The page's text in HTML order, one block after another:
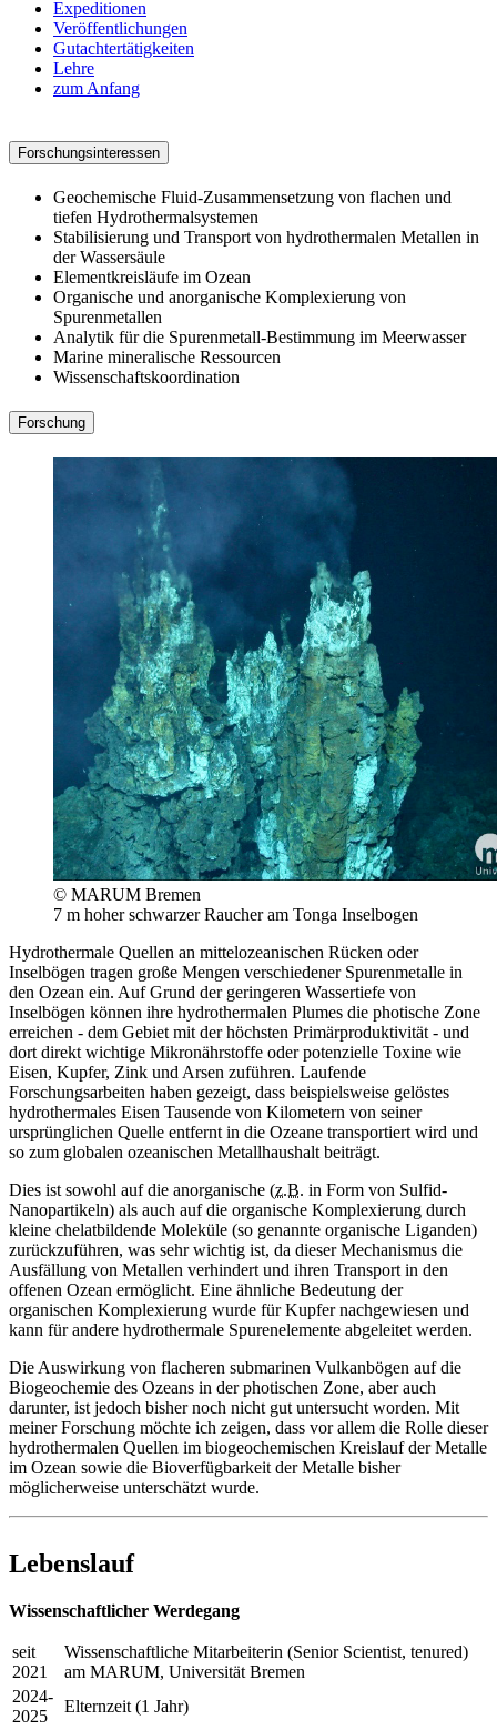
Expeditionen
Veröffentlichungen
Gutachtertätigkeiten
Lehre
zum Anfang
Forschungsinteressen
Geochemische Fluid-Zusammensetzung von flachen und
tiefen Hydrothermalsystemen
Stabilisierung und Transport von hydrothermalen Metallen in
der Wassersäule
Elementkreisläufe im Ozean
Organische und anorganische Komplexierung von
Spurenmetallen
Analytik für die Spurenmetall-Bestimmung im Meerwasser
Marine mineralische Ressourcen
Wissenschaftskoordination
Forschung
© MARUM Bremen
7 m hoher schwarzer Raucher am Tonga Inselbogen
Hydrothermale Quellen an mittelozeanischen Rücken oder
Inselbögen tragen große Mengen verschiedener Spurenmetalle in
den Ozean ein. Auf Grund der geringeren Wassertiefe von
Inselbögen können ihre hydrothermalen Plumes die photische Zone
erreichen - dem Gebiet mit der höchsten Primärproduktivität - und
dort direkt wichtige Mikronährstoffe oder potenzielle Toxine wie
Eisen, Kupfer, Zink und Arsen zuführen. Laufende
Forschungsarbeiten haben gezeigt, dass beispielsweise gelöstes
hydrothermales Eisen Tausende von Kilometern von seiner
ursprünglichen Quelle entfernt in die Ozeane transportiert wird und
so zum globalen ozeanischen Metallhaushalt beiträgt.
Dies ist sowohl auf die anorganische (z.B. in Form von Sulfid-
Nanopartikeln) als auch auf die organische Komplexierung durch
kleine chelatbildende Moleküle (so genannte organische Liganden)
zurückzuführen, was sehr wichtig ist, da dieser Mechanismus die
Ausfällung von Metallen verhindert und ihren Transport in den
offenen Ozean ermöglicht. Eine ähnliche Bedeutung der
organischen Komplexierung wurde für Kupfer nachgewiesen und
kann für andere hydrothermale Spurenelemente abgeleitet werden.
Die Auswirkung von flacheren submarinen Vulkanbögen auf die
Biogeochemie des Ozeans in der photischen Zone, aber auch
darunter, ist jedoch bisher noch nicht gut untersucht worden. Mit
meiner Forschung möchte ich zeigen, dass vor allem die Rolle dieser
hydrothermalen Quellen im biogeochemischen Kreislauf der Metalle
im Ozean sowie die Bioverfügbarkeit der Metalle bisher
möglicherweise unterschätzt wurde.
Lebenslauf
Wissenschaftlicher Werdegang
seit
2021
Wissenschaftliche Mitarbeiterin (Senior Scientist, tenured)
am MARUM, Universität Bremen
2024-
2025
Elternzeit (1 Jahr)